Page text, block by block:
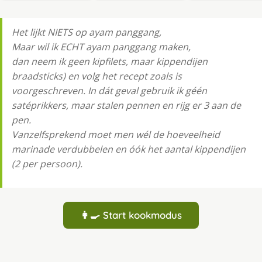
Het lijkt NIETS op ayam panggang,
Maar wil ik ECHT ayam panggang maken,
dan neem ik geen kipfilets, maar kippendijen
braadsticks) en volg het recept zoals is
voorgeschreven. In dát geval gebruik ik géén
satéprikkers, maar stalen pennen en rijg er 3 aan de
pen.
Vanzelfsprekend moet men wél de hoeveelheid
marinade verdubbelen en óók het aantal kippendijen
(2 per persoon).
👩‍🍳 Start kookmodus